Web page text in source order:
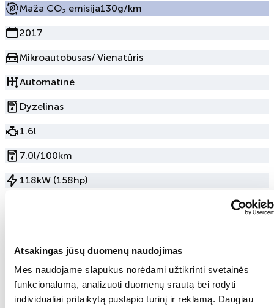
Atsakingas jūsų duomenų naudojimas
Mes naudojame slapukus norėdami užtikrinti svetainės
funkcionalumą, analizuoti duomenų srautą bei rodyti
individualiai pritaikytą puslapio turinį ir reklamą. Daugiau
Maža CO₂ emisija130g/km
2017
Mikroautobusas/ Vienatūris
Automatinė
Dyzelinas
1.6l
7.0l/100km
118kW (158hp)
Sėdynių skaičius7
Durų skaičius
Pilka